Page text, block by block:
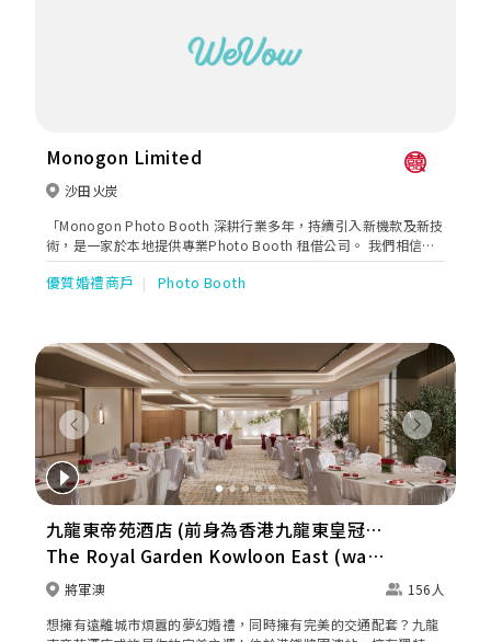
Monogon Limited
沙田火炭
「Monogon Photo Booth 深耕行業多年，持續引入新機款及新技
術，是一家於本地提供專業Photo Booth 租借公司。 我們相信，
我們提供不單是攝影服務，而是一個讓使用者交流及歡笑的平台。
度身訂造一個屬於自己的Photo Booth，讓我們成為你浪漫姐禮中
優質婚禮商戶 Photo Booth
Previous Next
九龍東帝苑酒店 (前身為香港九龍東皇冠假
日酒店)
The Royal Garden Kowloon East (was
Crowne Plaza Hong Kong Kowloon
將軍澳
156人
想擁有遠離城市煩囂的夢幻婚禮，同時擁有完美的交通配套？九龍